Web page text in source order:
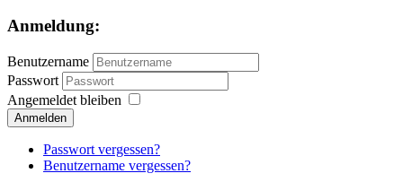
Anmeldung:
Benutzername
Passwort
Angemeldet bleiben
Passwort vergessen?
Benutzername vergessen?